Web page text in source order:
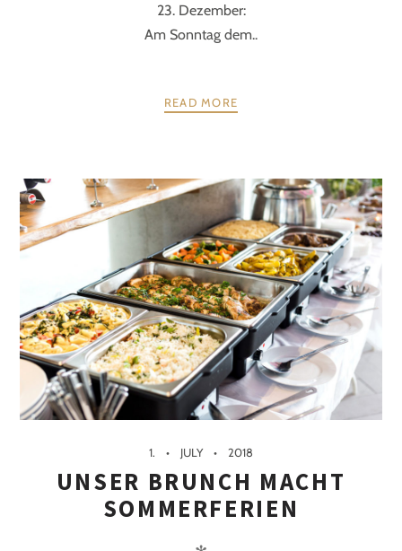
23. Dezember:
Am Sonntag dem..
READ MORE
1. JULY 2018
UNSER BRUNCH MACHT
SOMMERFERIEN